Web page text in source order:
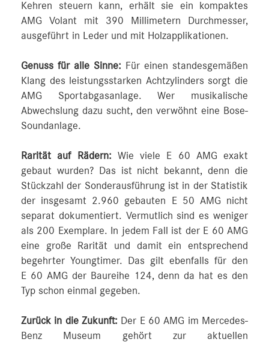
Kehren steuern kann, erhält sie ein kompaktes
AMG Volant mit 390 Millimetern Durchmesser,
ausgeführt in Leder und mit Holzapplikationen.
Genuss für alle Sinne: Für einen standesgemäßen
Klang des leistungsstarken Achtzylinders sorgt die
AMG Sportabgasanlage. Wer musikalische
Abwechslung dazu sucht, den verwöhnt eine Bose-
Soundanlage.
Rarität auf Rädern: Wie viele E 60 AMG exakt
gebaut wurden? Das ist nicht bekannt, denn die
Stückzahl der Sonderausführung ist in der Statistik
der insgesamt 2.960 gebauten E 50 AMG nicht
separat dokumentiert. Vermutlich sind es weniger
als 200 Exemplare. In jedem Fall ist der E 60 AMG
eine große Rarität und damit ein entsprechend
begehrter Youngtimer. Das gilt ebenfalls für den
E 60 AMG der Baureihe 124, denn da hat es den
Typ schon einmal gegeben.
Zurück in die Zukunft: Der E 60 AMG im Mercedes-
Benz Museum gehört zur aktuellen